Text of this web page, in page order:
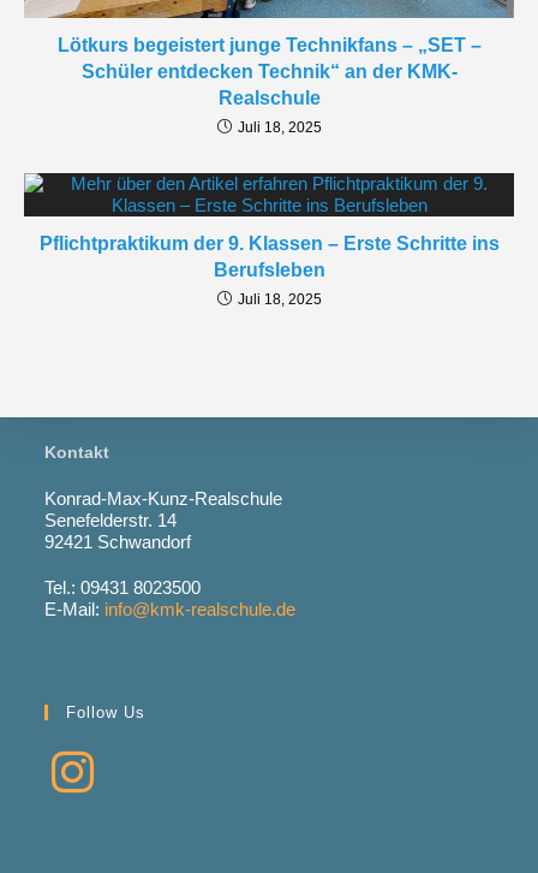
Lötkurs begeistert junge Technikfans – „SET –
Schüler entdecken Technik“ an der KMK-
Realschule
Juli 18, 2025
Pflichtpraktikum der 9. Klassen – Erste Schritte ins
Berufsleben
Juli 18, 2025
Kontakt
Konrad-Max-Kunz-Realschule
Senefelderstr. 14
92421 Schwandorf
Tel.: 09431 8023500
E-Mail: info@kmk-realschule.de
Follow Us